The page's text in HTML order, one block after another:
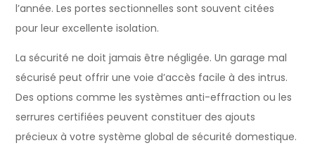
l’année. Les portes sectionnelles sont souvent citées
pour leur excellente isolation.
La sécurité ne doit jamais être négligée. Un garage mal
sécurisé peut offrir une voie d’accès facile à des intrus.
Des options comme les systèmes anti-effraction ou les
serrures certifiées peuvent constituer des ajouts
précieux à votre système global de sécurité domestique.